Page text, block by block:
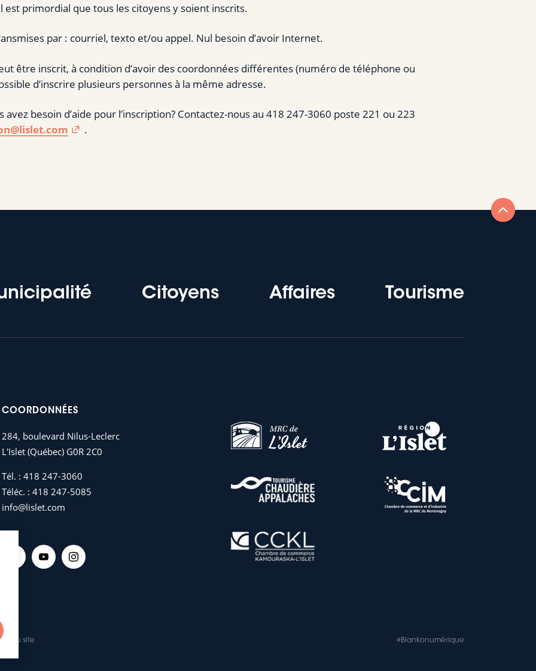
est primordial que tous les citoyens y soient inscrits.
par : courriel, texto et/ou appel. Nul besoin d’avoir Internet.
être inscrit, à condition d’avoir des coordonnées différentes (numéro de téléphone ou
d’inscrire plusieurs personnes à la même adresse.
avez besoin d’aide pour l’inscription? Contactez-nous au 418 247-3060 poste 221 ou 223
.
Citoyens Affaires Tourisme
COORDONNÉES
284, boulevard Nilus-Leclerc
L'Islet (Québec) G0R 2C0
Tél. :418 247-3060
Téléc. :418 247-5085
info@lislet.com
du site #Blankonumérique